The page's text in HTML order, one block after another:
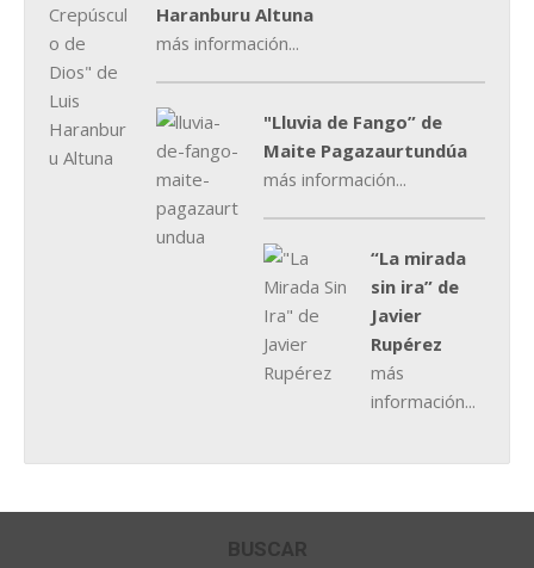
Haranburu Altuna
más información...
"Lluvia de Fango” de
Maite Pagazaurtundúa
más información...
“La mirada
sin ira” de
Javier
Rupérez
más
información...
BUSCAR